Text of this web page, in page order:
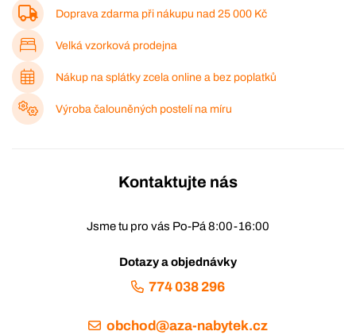
Doprava zdarma při nákupu nad 25 000 Kč
Velká vzorková prodejna
Nákup na splátky zcela online a bez poplatků
Výroba čalouněných postelí na míru
Kontaktujte nás
Jsme tu pro vás Po-Pá 8:00-16:00
Dotazy a objednávky
774 038 296
obchod@aza-nabytek.cz